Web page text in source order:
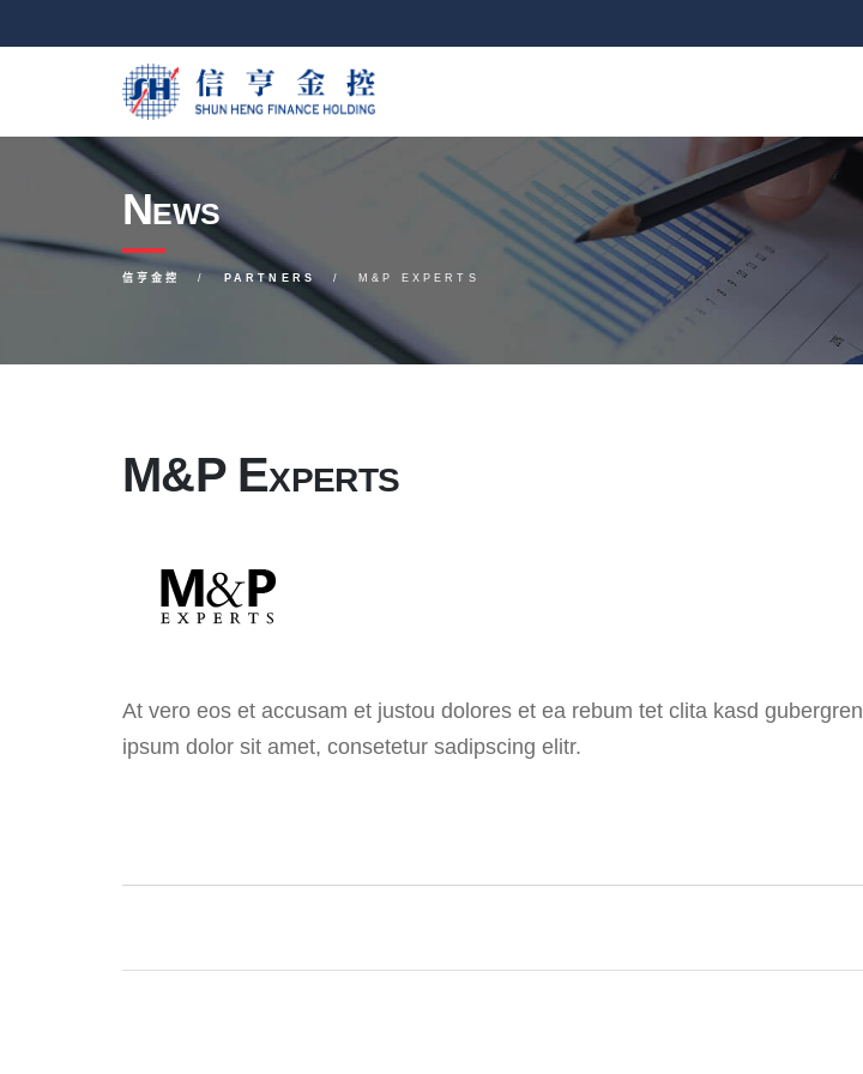
News
信亨金控 PARTNERS M&P EXPERTS
M&P Experts
At vero eos et accusam et justou dolores et ea rebum tet clita kasd
ipsum dolor sit amet, consetetur sadipscing elitr.